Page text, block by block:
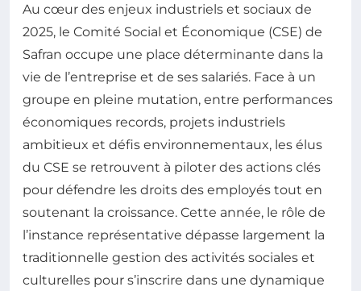
Au cœur des enjeux industriels et sociaux de
2025, le Comité Social et Économique (CSE) de
Safran occupe une place déterminante dans la
vie de l’entreprise et de ses salariés. Face à un
groupe en pleine mutation, entre performances
économiques records, projets industriels
ambitieux et défis environnementaux, les élus
du CSE se retrouvent à piloter des actions clés
pour défendre les droits des employés tout en
soutenant la croissance. Cette année, le rôle de
l’instance représentative dépasse largement la
traditionnelle gestion des activités sociales et
culturelles pour s’inscrire dans une dynamique